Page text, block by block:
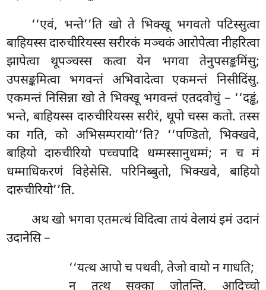
‘‘एवं, भन्ते’’ति खो ते भिक्खू भगवतो पटिस्सुत्वा
बाहियस्स दारुचीरियस्स सरीरकं मञ्चकं आरोपेत्वा नीहरित्वा
झापेत्वा थूपञ्चस्स कत्वा येन भगवा तेनुपसङ्कमिंसु;
उपसङ्कमित्वा भगवन्तं अभिवादेत्वा एकमन्तं निसीदिंसु.
एकमन्तं निसिन्ना खो ते भिक्खू भगवन्तं एतदवोचुं – ‘‘दड्ढं,
भन्ते, बाहियस्स दारुचीरियस्स सरीरं, थूपो चस्स कतो. तस्स
का गति, को अभिसम्परायो’’ति? ‘‘पण्डितो, भिक्खवे,
बाहियो दारुचीरियो पच्चपादि धम्मस्सानुधम्मं; न च मं
धम्माधिकरणं विहेसेसि. परिनिब्बुतो, भिक्खवे, बाहियो
दारुचीरियो’’ति.
अथ खो भगवा एतमत्थं विदित्वा तायं वेलायं इमं उदानं
उदानेसि –
‘‘यत्थ आपो च पथवी, तेजो वायो न गाधति;